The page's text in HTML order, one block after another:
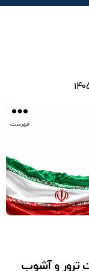
فهرست
ترور و آشوب